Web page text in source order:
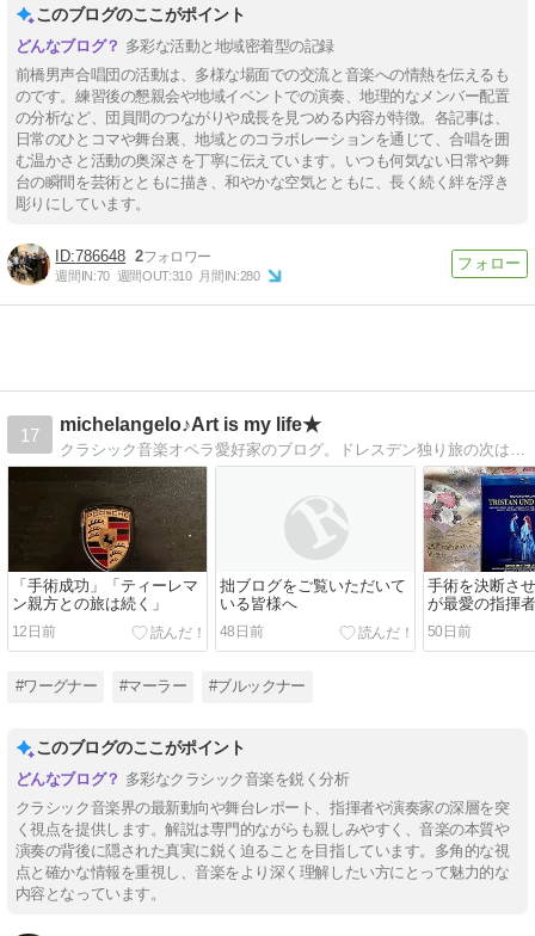
このブログのここがポイント
多彩な活動と地域密着型の記録
前橋男声合唱団の活動は、多様な場面での交流と音楽への情熱を伝えるも
のです。練習後の懇親会や地域イベントでの演奏、地理的なメンバー配置
の分析など、団員間のつながりや成長を見つめる内容が特徴。各記事は、
日常のひとコマや舞台裏、地域とのコラボレーションを通じて、合唱を囲
む温かさと活動の奥深さを丁寧に伝えています。いつも何気ない日常や舞
台の瞬間を芸術とともに描き、和やかな空気とともに、長く続く絆を浮き
彫りにしています。
786648 2
週間IN:70 週間OUT:310 月間IN:280
17
michelangelo♪Art is my life★
「手術成功」「ティーレマ
ン親方との旅は続く」
12日前
拙ブログをご覧いただいて
いる皆様へ
48日前
手術を決断さ
が最愛の指揮者
50日前
#ワーグナー #マーラー #ブルックナー
このブログのここがポイント
多彩なクラシック音楽を鋭く分析
クラシック音楽界の最新動向や舞台レポート、指揮者や演奏家の深層を突
く視点を提供します。解説は専門的ながらも親しみやすく、音楽の本質や
演奏の背後に隠された真実に鋭く迫ることを目指しています。多角的な視
点と確かな情報を重視し、音楽をより深く理解したい方にとって魅力的な
内容となっています。